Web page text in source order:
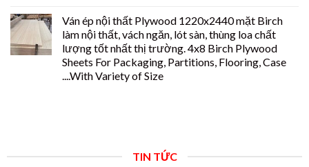
Ván ép nội thất Plywood 1220x2440 mặt Birch
làm nội thất, vách ngăn, lót sàn, thùng loa chất
lượng tốt nhất thị trường. 4x8 Birch Plywood
Sheets For Packaging, Partitions, Flooring, Case
....With Variety of Size
TIN TỨC